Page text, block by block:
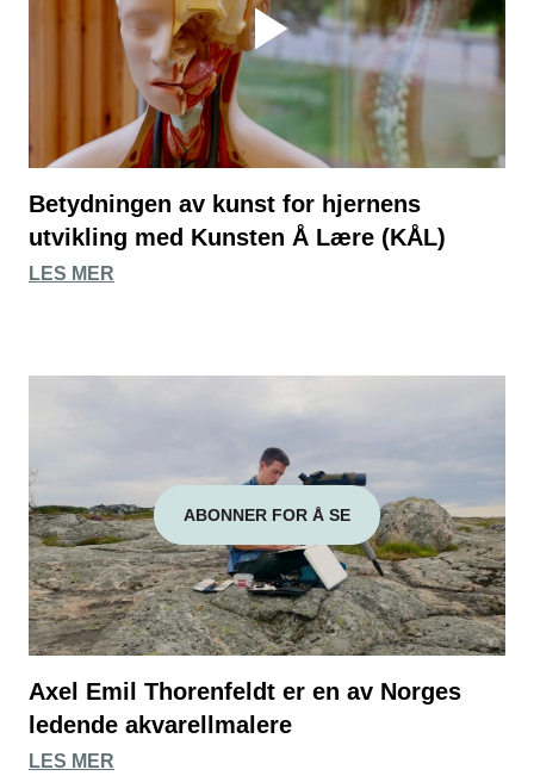
Betydningen av kunst for hjernens
utvikling med Kunsten Å Lære (KÅL)
LES MER
ABONNER FOR Å SE
Axel Emil Thorenfeldt er en av Norges
ledende akvarellmalere
LES MER